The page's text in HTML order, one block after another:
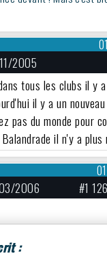
2005
tous les clubs il y
il y a un
pas du monde pour
il n'y a
2006 #1 126
: